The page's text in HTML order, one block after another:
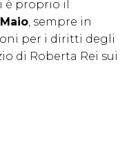
è proprio il
, sempre in
per i diritti degli
di Roberta Rei sui